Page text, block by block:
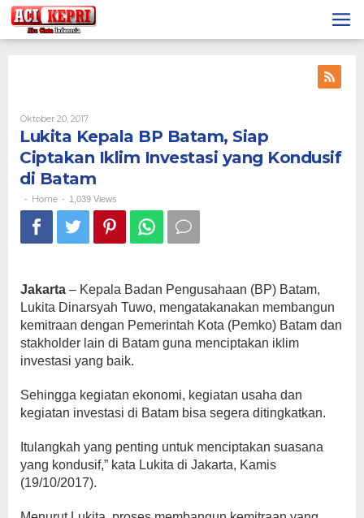
Lewati
ke
konten
Oktober 20, 2017Oleh
Lukita Kepala BP Batam, Siap
Ciptakan Iklim Investasi yang Kondusif
di Batam
- Home - 1,039 Views
Jakarta – Kepala Badan Pengusahaan (BP) Batam,
Lukita Dinarsyah Tuwo, mengatakanakan membangun
kemitraan dengan Pemerintah Kota (Pemko) Batam dan
stakholder lain di Batam guna menciptakan iklim
investasi yang baik.
Sehingga kegiatan ekonomi, kegiatan usaha dan
kegiatan investasi di Batam bisa segera ditingkatkan.
Itulangkah yang penting untuk menciptakan suasana
yang kondusif,” kata Lukita di Jakarta, Kamis
(19/10/2017).